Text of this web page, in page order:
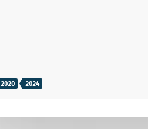
2020 2024